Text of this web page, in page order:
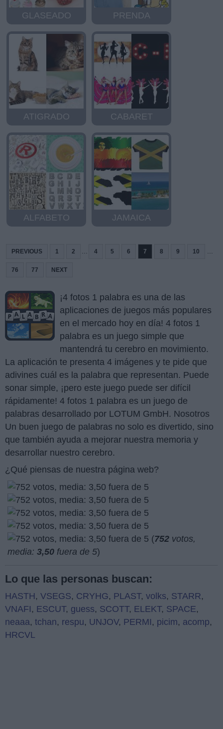
GLASEADO PRENDA
ATIGRADO CABARET
ALFABETO JAMAICA
PREVIOUS 1 2 ... 4 5 6 7 8 9 10 ...
76 77 NEXT
¡4 fotos 1 palabra es una de las
aplicaciones de juegos más populares
en el mercado hoy en día! 4 fotos 1
palabra es un juego simple que
mantendrá tu cerebro en movimiento.
La aplicación te presenta 4 imágenes y te pide que
adivines cuál es la palabra que representan. Puede
sonar simple, ¡pero este juego puede ser difícil
rápidamente! 4 fotos 1 palabra es un juego de
palabras desarrollado por LOTUM GmbH. Nosotros
Un buen juego de palabras no solo es divertido, sino
que también ayuda a mejorar nuestra memoria y
desarrollar nuestro cerebro.
¿Qué piensas de nuestra página web?
(752 votos,
media: 3,50 fuera de 5)
Lo que las personas buscan:
HASTH, VSEGS, CRYHG, PLAST, volks, STARR,
VNAFI , ESCUT, guess, SCOTT, ELEKT, SPACE,
neaaa, tchan, respu, UNJOV, PERMI , picim, acomp,
HRCVL